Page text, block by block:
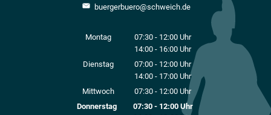
buergerbuero@schweich.de
Montag 07:30 - 12:00 Uhr
Von 07:30 bis 12:00 Uhr
14:00 - 16:00 Uhr
Von 14:00 bis 16:00 Uhr
Dienstag 07:00 - 12:00 Uhr
Von 07:00 bis 12:00 Uhr
14:00 - 17:00 Uhr
Von 14:00 bis 17:00 Uhr
Mittwoch 07:30 - 12:00 Uhr
Von 07:30 bis 12:00 Uhr
Donnerstag 07:30- 12:00Uhr